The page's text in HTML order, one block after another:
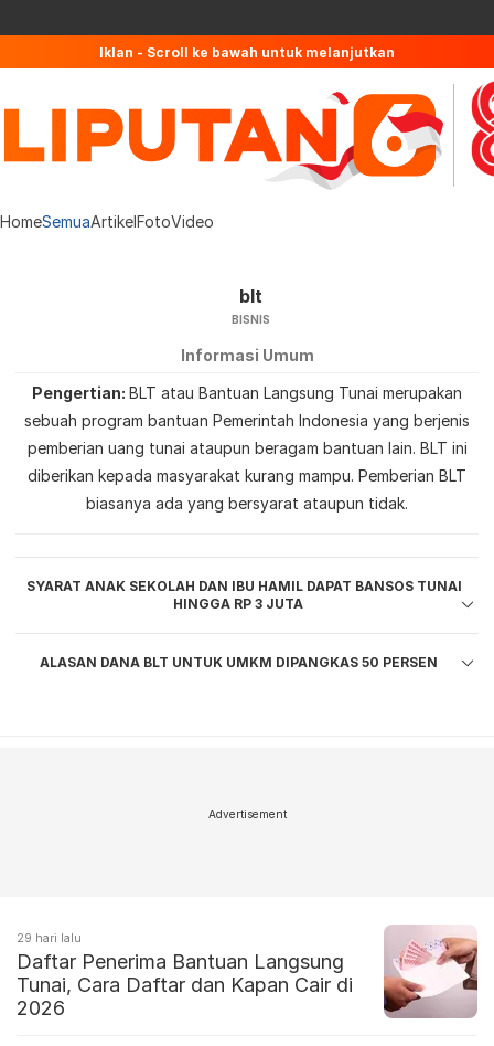
Iklan - Scroll ke bawah untuk melanjutkan
HomeSemuaArtikelFotoVideo
blt
BISNIS
Informasi Umum
Pengertian BLT atau Bantuan Langsung Tunai merupakan
sebuah program bantuan Pemerintah Indonesia yang berjenis
pemberian uang tunai ataupun beragam bantuan lain. BLT ini
diberikan kepada masyarakat kurang mampu. Pemberian BLT
biasanya ada yang bersyarat ataupun tidak.
SYARAT ANAK SEKOLAH DAN IBU HAMIL DAPAT BANSOS TUNAI
HINGGA RP 3 JUTA
ALASAN DANA BLT UNTUK UMKM DIPANGKAS 50 PERSEN
Advertisement
29 hari lalu
Daftar Penerima Bantuan Langsung
Tunai, Cara Daftar dan Kapan Cair di
2026